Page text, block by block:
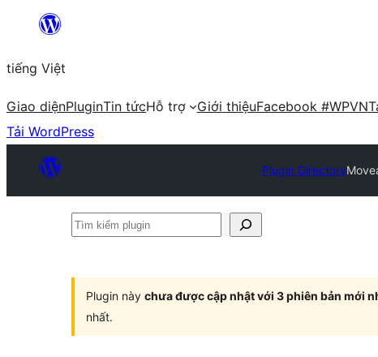
Chuyển
phần
nội
dung
tiếng Việt
Giao diệnPluginTin tứcHỗ trợ Giới thiệuFacebook #WPVN
Tải WordPress
Plugin Directory
Tìm
Plugin này chưa được cập nhật với 3 phiên bản mới
nhất.